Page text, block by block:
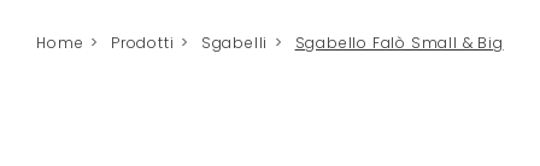
Home > Prodotti > Sgabelli > Sgabello Falò Small & Big